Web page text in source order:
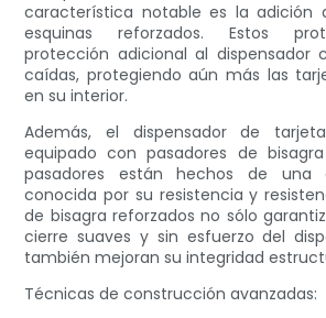
característica notable es la adición
esquinas reforzados. Estos
protección adicional al dispensador
caídas, protegiendo aún más las
en su interior.
Además, el dispensador de
equipado con pasadores de bisagra
pasadores están hechos de una
conocida por su resistencia y
de bisagra reforzados no sólo
cierre suaves y sin esfuerzo del
también mejoran su integridad
Técnicas de construcción avanzadas: